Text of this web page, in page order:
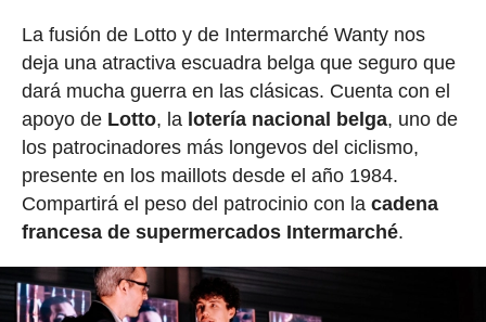
La fusión de Lotto y de Intermarché Wanty nos
deja una atractiva escuadra belga que seguro que
dará mucha guerra en las clásicas. Cuenta con el
apoyo de Lotto, la lotería nacional belga, uno de
los patrocinadores más longevos del ciclismo,
presente en los maillots desde el año 1984.
Compartirá el peso del patrocinio con la cadena
francesa de supermercados Intermarché.